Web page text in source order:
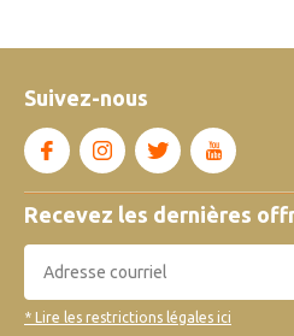
Suivez-nous
Recevez les dernières
* Lire les restrictions légales ici